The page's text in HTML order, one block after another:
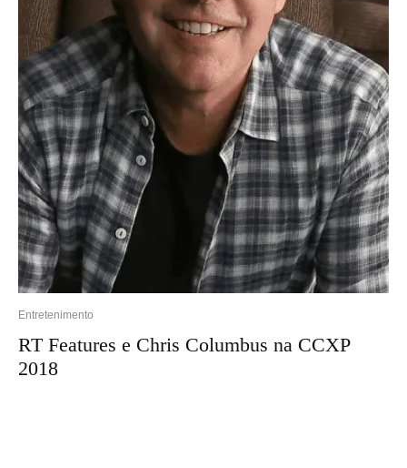
Entretenimento
RT Features e Chris Columbus na CCXP
2018